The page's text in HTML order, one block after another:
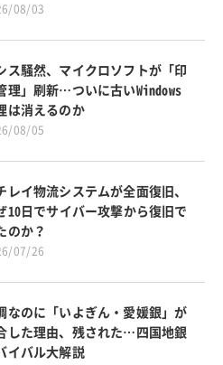
08/03
ス騒然、マイクロソフトが「印
理」刷新…ついに古いWindows
は消えるのか
08/05
レイ物流システムが全面復旧、
10日でサイバー攻撃から復旧で
のか？
07/26
なのに「いよぎん・愛媛銀」が
した理由、残された…四国地銀
イバル大解説